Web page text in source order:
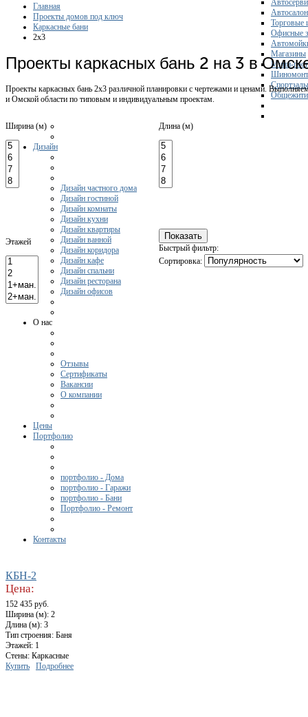
Торговые
Офисные
Магазины
Мини-
Спортзалы
Дизайн
Дизайн частного дома
Дизайн гостиной
Дизайн комнаты
Дизайн кухни
Дизайн квартиры
Дизайн ванной
Дизайн коридора
Дизайн кафе
Дизайн спальни
Дизайн ресторана
Дизайн офисов
О нас
Отзывы
Сертификаты
Вакансии
О компании
Цены
Портфолио
портфолио - Дома
портфолио - Гаражи
портфолио - Бани
Портфолио - Ремонт
Контакты
Главная
Проекты домов под ключ
Каркасные бани
2x3
Проекты каркасных бань 2 на 3 в
Проекты каркасных бань 2х3 различной планировки с чертежами и ценами.
и Омской области по типовым и индивидуальным проектам.
Ширина (м) Длина (м)
Этажей
Быстрый фильтр:
Сортировка:
КБН-2
Цена:
152 435 руб.
Ширина (м): 2
Длина (м): 3
Тип строения: Баня
Этажей: 1
Стены: Каркасные
Купить
Подробнее